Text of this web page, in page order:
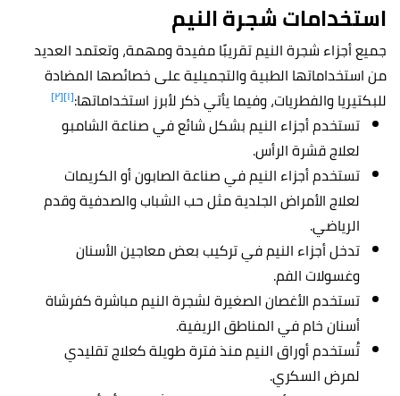
استخدامات شجرة النيم
جميع أجزاء شجرة النيم تقريبًا مفيدة ومهمة، وتعتمد العديد
من استخداماتها الطبية والتجميلية على خصائصها المضادة
للبكتيريا والفطريات، وفيما يأتي ذكر لأبرز استخداماتها:[١] [٢]
تستخدم أجزاء النيم بشكل شائع في صناعة الشامبو
لعلاج قشرة الرأس.
تستخدم أجزاء النيم في صناعة الصابون أو الكريمات
لعلاج الأمراض الجلدية مثل حب الشباب والصدفية وقدم
الرياضي.
تدخل أجزاء النيم في تركيب بعض معاجين الأسنان
وغسولات الفم.
تستخدم الأغصان الصغيرة لشجرة النيم مباشرة كفرشاة
أسنان خام في المناطق الريفية.
تُستخدم أوراق النيم منذ فترة طويلة كعلاج تقليدي
لمرض السكري.